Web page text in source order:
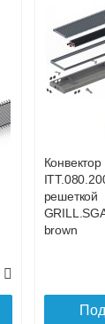
Конвектор
Конвектор
решеткой
brown